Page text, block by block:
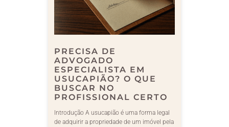
PRECISA DE
ADVOGADO
ESPECIALISTA EM
USUCAPIÃO? O QUE
BUSCAR NO
PROFISSIONAL CERTO
Introdução A usucapião é uma forma legal
de adquirir a propriedade de um imóvel pela